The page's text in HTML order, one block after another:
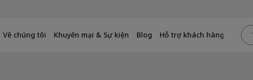
Về chúng tôi Khuyến mại & Sự kiện Blog Hỗ trợ khách hàng